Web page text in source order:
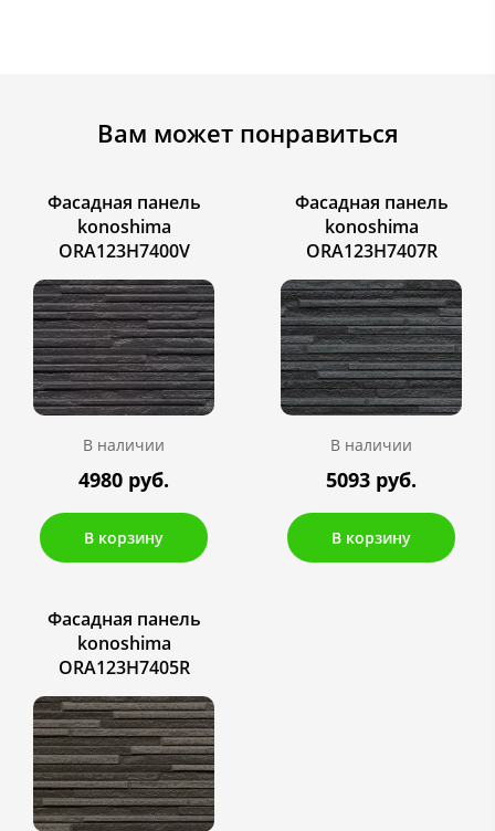
Вам может понравиться
Фасадная панель
konoshima
ORA123H7400V
В наличии
4980 руб.
В корзину
Фасадная панель
konoshima
ORA123H7407R
В наличии
5093 руб.
В корзину
Фасадная панель
konoshima
ORA123H7405R